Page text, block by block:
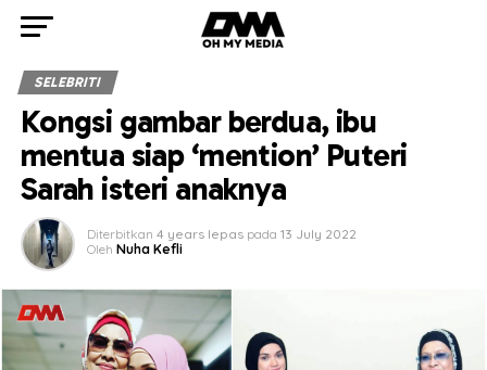
SELEBRITI
Kongsi gambar berdua, ibu
mentua siap ‘mention’ Puteri
Sarah isteri anaknya
Diterbitkan 4 years lepas pada 13 July 2022
Oleh Nuha Kefli